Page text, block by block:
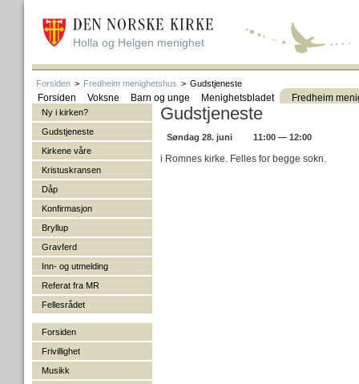
Holla og Helgen menighet
Forsiden > Fredheim menighetshus > Gudstjeneste
Forsiden Voksne Barn og unge Menighetsbladet Fredheim
Ny i kirken?
Gudstjeneste
Kirkene våre
Kristuskransen
Dåp
Konfirmasjon
Bryllup
Gravferd
Inn- og utmelding
Referat fra MR
Fellesrådet
Forsiden
Frivillighet
Musikk
Gudstjeneste
Søndag 28. juni 11:00 — 12:00
i Romnes kirke. Felles for begge sokn.